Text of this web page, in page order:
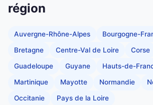
région
Auvergne-Rhône-Alpes Bourgogne-
Bretagne Centre-Val de Loire Corse
Guadeloupe Guyane Hauts-de-
Martinique Mayotte Normandie
Occitanie Pays de la Loire